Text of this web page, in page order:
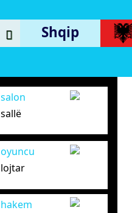
Shqip
salon
sallë
oyuncu
lojtar
hakem